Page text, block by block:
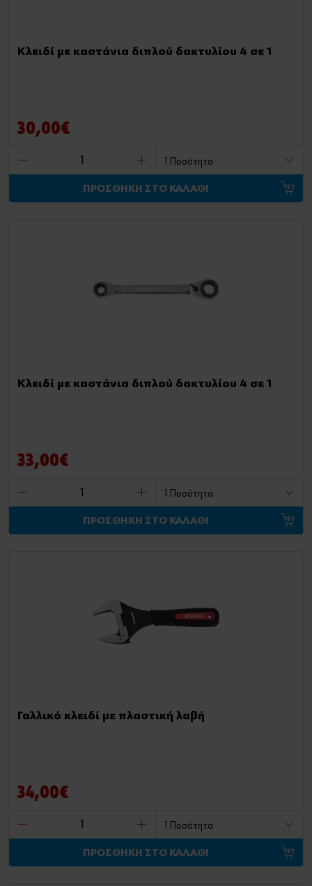
Κλειδί με καστάνια διπλού δακτυλίου 4 σε 1
30,00€
ΠΡΟΣΘΗΚΗ ΣΤΟ ΚΑΛΑΘΙ
Κλειδί με καστάνια διπλού δακτυλίου 4 σε 1
33,00€
ΠΡΟΣΘΗΚΗ ΣΤΟ ΚΑΛΑΘΙ
Γαλλικό κλειδί με πλαστική λαβή
34,00€
ΠΡΟΣΘΗΚΗ ΣΤΟ ΚΑΛΑΘΙ